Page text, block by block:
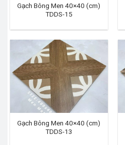
Gạch Bông Men 40×40 (cm)
TDDS-15
Gạch Bông Men 40×40 (cm)
TDDS-13